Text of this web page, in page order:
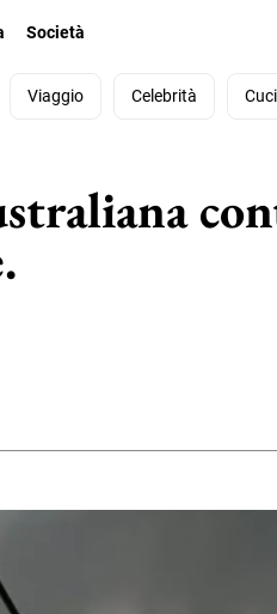
Società
Viaggio Celebrità